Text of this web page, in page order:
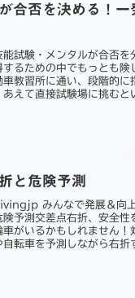
合否を決める！
能試験・メンタルが合否
するための中でもっとも険
車教習所に通い、段階的に
えて直接試験場に挑むと
と危険予測
みんなで発展＆向
険予測交差点右折、安全性
車がいるかもしれません！
転車を予測しながら右折